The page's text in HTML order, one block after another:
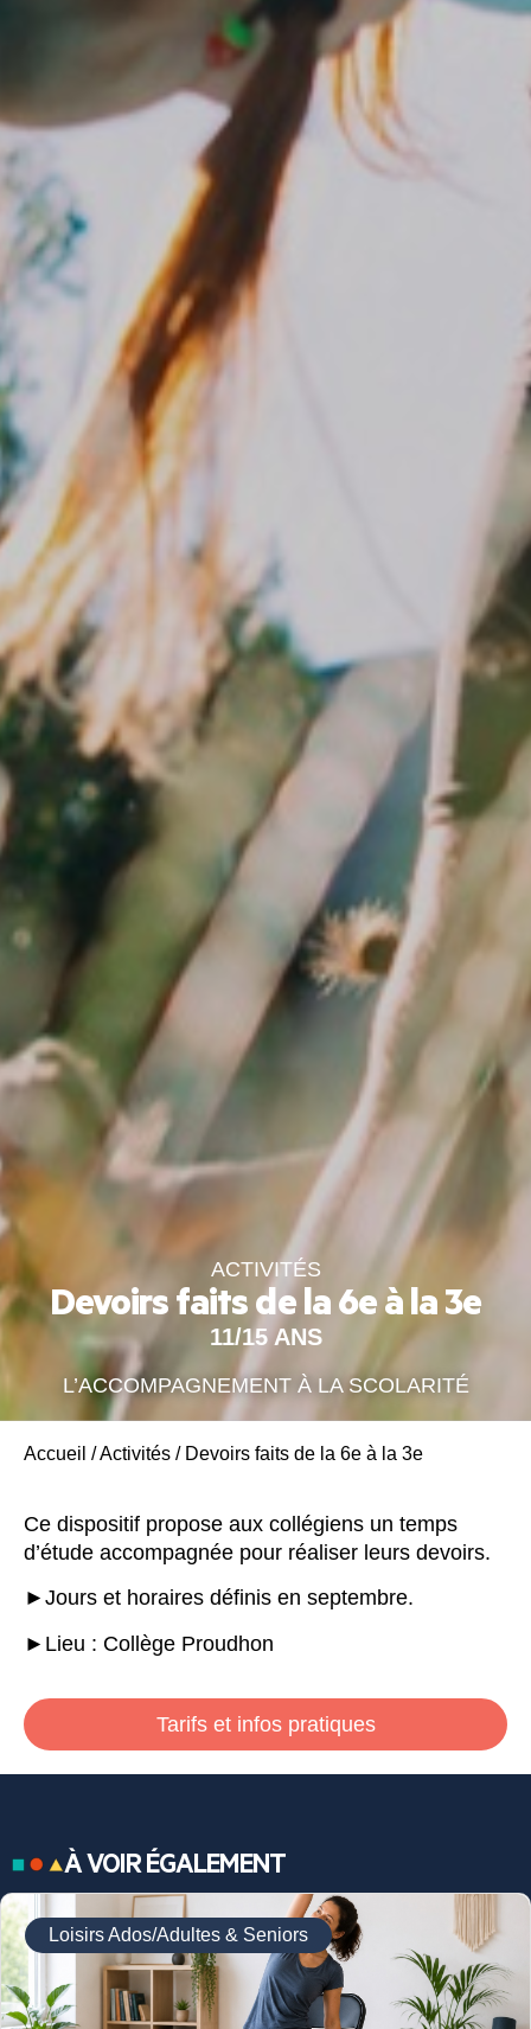
ACTIVITÉS
Devoirs faits de la 6e à la 3e
11/15 ANS
L’ACCOMPAGNEMENT À LA SCOLARITÉ
Accueil /Activités / Devoirs faits de la 6e à la 3e
Ce dispositif propose aux collégiens un temps
d’étude accompagnée pour réaliser leurs devoirs.
►Jours et horaires définis en septembre.
► Lieu : Collège Proudhon
Tarifs et infos pratiques
À VOIR ÉGALEMENT
Loisirs Ados/Adultes & Seniors